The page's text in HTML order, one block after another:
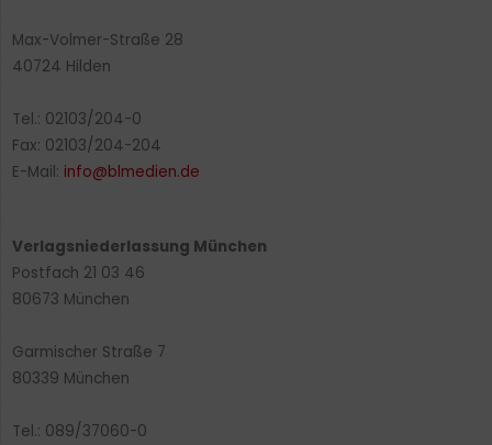
Max-Volmer-Straße 28
40724 Hilden
Tel.: 02103/204-0
Fax: 02103/204-204
E-Mail: info@blmedien.de
Verlagsniederlassung München
Postfach 21 03 46
80673 München
Garmischer Straße 7
80339 München
Tel.: 089/37060-0